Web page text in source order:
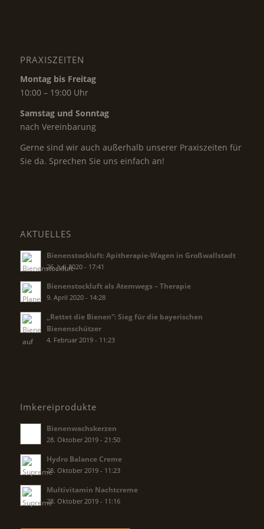
PRAXISZEITEN
Montag bis Freitag
10:00 – 19:00 Uhr
Samstag und Sonntag
nach Vereinbarung
Gerne sind wir auch außerhalb unserer Praxiszeiten für
Sie da. Sprechen Sie uns einfach an!
AKTUELLES
Bienenstockluft: Apitherapie-Wagen in Großwallstadt
26. Juli 2020 - 17:41
Bienenstockluft als Atemwegs – Therapie
9. April 2020 - 14:28
„Rettet die Bienen“: Sieg für die bayerischen
Bienenschützer
4. Februar 2019 - 11:23
Imkereiprodukte
Bienenwachskerzen
28. Oktober 2019 - 21:50
Hydro Balance Creme
28. Oktober 2019 - 11:23
Multivitamin Nachtcreme
28. Oktober 2019 - 11:16